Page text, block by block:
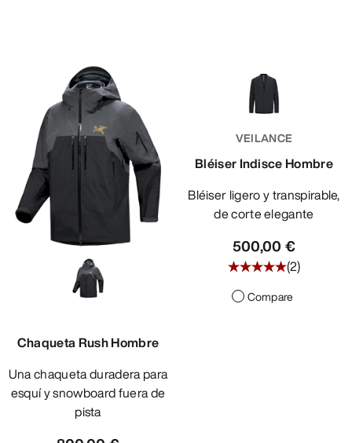
Chaqueta Rush Hombre
Una chaqueta duradera para
esquí y snowboard fuera de
pista
VEILANCE
Bléiser Indisce Hombre
Bléiser ligero y transpirable,
de corte elegante
500,00 €
(2)
Compare